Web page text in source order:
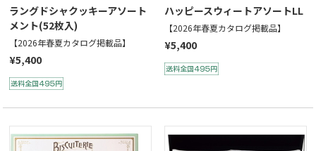
ラングドシャクッキーアソート
メント(52枚入)
【2026年春夏カタログ掲載品】
¥5,400
ハッピースウィートアソートLL
【2026年春夏カタログ掲載品】
¥5,400